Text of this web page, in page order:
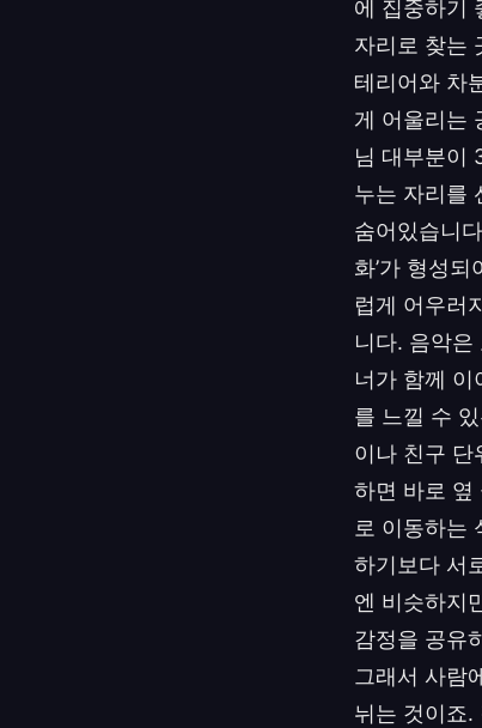
에 집중하기
자리로 찾는
테리어와 차
게 어울리는
님 대부분이
누는 자리를
숨어있습니
화’가 형성
럽게 어우러
니다. 음악
너가 함께
를 느낄 수
이나 친구 단
하면 바로 옆
로 이동하는
하기보다 서
엔 비슷하지
감정을 공유
그래서 사람
뉘는 것이죠.